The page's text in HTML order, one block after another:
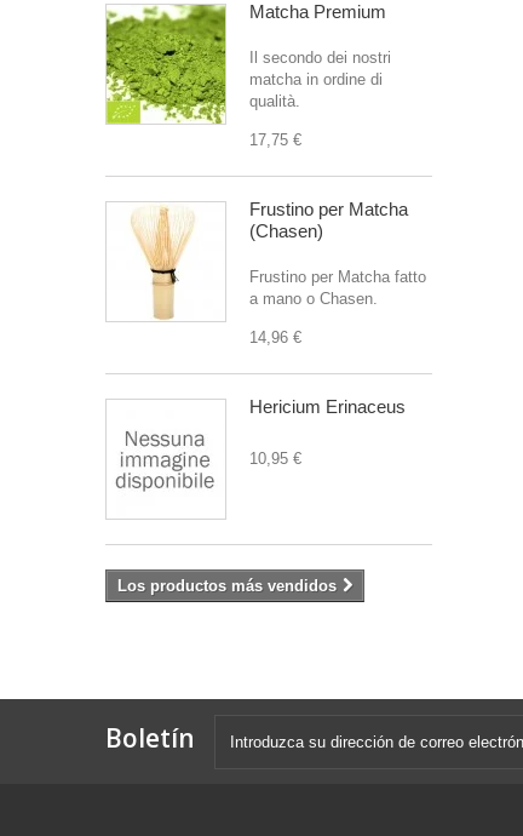
Matcha Premium
Il secondo dei nostri
matcha in ordine di
qualità.
17,75 €
Frustino per Matcha
(Chasen)
Frustino per Matcha fatto
a mano o Chasen.
14,96 €
Hericium Erinaceus
10,95 €
Los productos más vendidos
Boletín